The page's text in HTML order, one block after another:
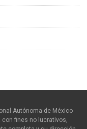
Autónoma de México
con fines no lucrativos,